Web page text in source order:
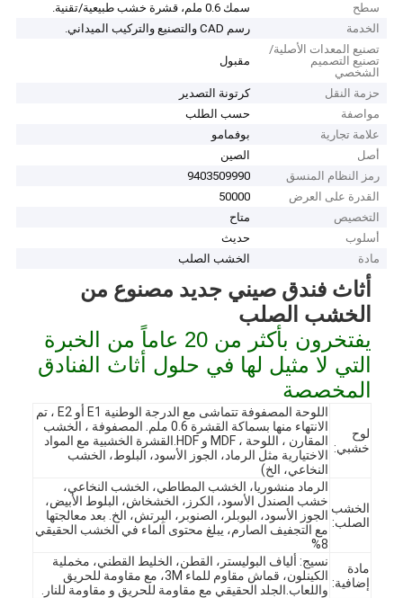
سطح
سمك 0.6 ملم، قشرة خشب طبيعية/تقنية.
الخدمة
رسم CAD والتصنيع والتركيب الميداني.
تصنيع المعدات الأصلية/
تصنيع التصميم
الشخصي
مقبول
حزمة النقل
كرتونة التصدير
مواصفة
حسب الطلب
علامة تجارية
بوفمامو
أصل
الصين
رمز النظام المنسق
9403509990
القدرة على العرض
50000
التخصيص
متاح
أسلوب
حديث
مادة
الخشب الصلب
أثاث فندق صيني جديد مصنوع من
الخشب الصلب
يفتخرون بأكثر من 20 عاماً من الخبرة
التي لا مثيل لها في حلول أثاث الفنادق
المخصصة
لوح
خشبي:
اللوحة المصفوفة تتماشى مع الدرجة الوطنية E1 أو E2 ، تم
الانتهاء منها بسماكة القشرة 0.6 ملم. المصفوفة ، الخشب
المقارن ، اللوحة ، MDF و HDF.القشرة الخشبية مع المواد
الاختيارية مثل الرماد، الجوز الأسود، البلوط، الخشب
النخاعي، الخ)
الخشب
الصلب:
الرماد منشوريا، الخشب المطاطي، الخشب النخاعي،
خشب الصندل الأسود، الكرز، الخشخاش، البلوط الأبيض،
الجوز الأسود، البوبلر، الصنوبر، البِرتش، الخ. بعد معالجتها
مع التجفيف الصارم، يبلغ محتوى الماء في الخشب الحقيقي
8%
مادة
إضافية:
نسيج: ألياف البوليستر، القطن، الخليط القطني، مخملية
الكينلون، قماش مقاوم للماء 3M، مع مقاومة للحريق
واللعاب.الجلد الحقيقي مع مقاومة للحريق و مقاومة للنار.